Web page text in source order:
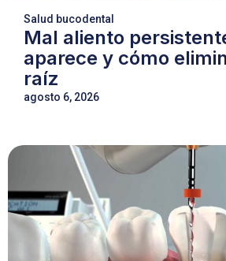
Salud bucodental
Mal aliento
aparece y cómo
raíz
agosto 6, 2026